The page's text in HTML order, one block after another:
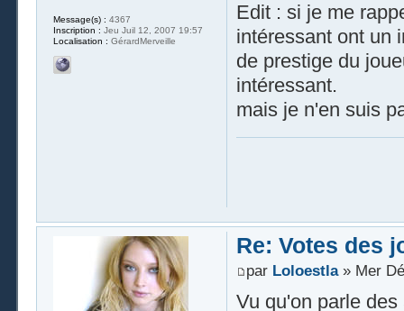
Edit : si je me
intéressant ont un
de prestige du
intéressant.
mais je n'en suis
Message(s) : 4367
Inscription : Jeu Juil 12, 2007 19:57
Localisation : GérardMerveille
Re: Votes des
par Loloestla» Mer
Vu qu'on parle des